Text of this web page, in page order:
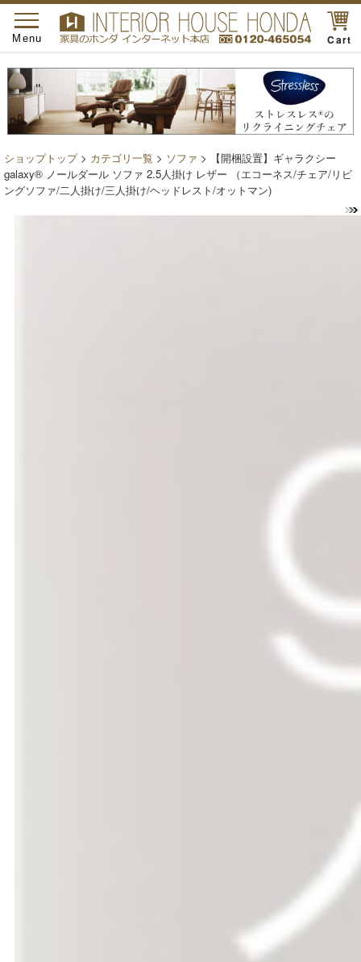
Cart
toggle
navigation
Menu
ショップトップ> カテゴリ一覧 > ソファ > 【開梱設置】ギャラクシー
galaxy® ノールダール ソファ 2.5人掛け レザー （エコーネス/チェア/リビ
ングソファ/二人掛け/三人掛け/ヘッドレスト/オットマン)